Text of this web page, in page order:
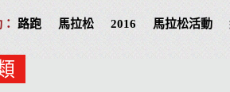
路跑 馬拉松 2016 馬拉松活動